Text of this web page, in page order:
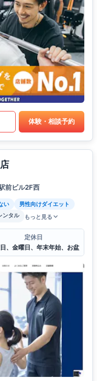
体験・相談予約
前ビル2F西
い
男性向けダイエット
ンタル もっと見る
定休日
、金曜日、年末年始、お盆